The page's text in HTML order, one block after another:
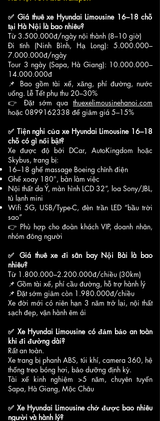
✅ Giá thuê xe Hyundai Limousine 16–18 chỗ
tại Hà Nội là bao nhiêu?
Từ 3.500.000đ/ngày nội thành (8–10 giờ)
Đi tỉnh (Ninh Bình, Hạ Long): 5.000.000–
7.000.000đ/ngày
Tour 3 ngày (Sapa, Hà Giang): 10.000.000–
14.000.000đ
📌 Bao gồm tài xế, xăng, phí đường, nước
uống. Lễ Tết phụ thu 20–30%
👉 Đặt sớm qua thuexelimousinehanoi.com
hoặc 0899162338 để giảm giá 5–15%
✅ Tiện nghi của xe Hyundai Limousine 16–18
chỗ có gì nổi bật?
Xe được độ bởi DCar, AutoKingdom hoặc
Skybus, trang bị:
16–18 ghế massage Boeing chỉnh điện
Ghế xoay 180°, bàn làm việc
Nội thất da Ý, màn hình LCD 32”, loa Sony/JBL,
tủ lạnh mini
Wifi 5G, USB/Type-C, đèn trần LED “bầu trời
sao”
👉 Phù hợp cho đoàn khách VIP, doanh nhân,
nhóm đông người
✅ Giá thuê xe đi sân bay Nội Bài là bao
nhiêu?
Từ 1.800.000–2.200.000đ/chiều (30km)
📌 Gồm tài xế, phí cầu đường, hỗ trợ hành lý
📌 Đặt sớm giảm còn 1.980.000đ/chiều
Xe đời mới có niên hạn 3 năm trở lại, nội thất
sạch đẹp, vận hành êm ái
✅ Xe Hyundai Limousine có đảm bảo an toàn
khi đi đường dài?
Rất an toàn.
Xe trang bị phanh ABS, túi khí, camera 360, hệ
thống treo bóng hơi, bảo dưỡng định kỳ.
Tài xế kinh nghiệm >5 năm, chuyên tuyến
Sapa, Hà Giang, Mộc Châu
✅ Xe Hyundai Limousine chở được bao nhiêu
người và hành lý?